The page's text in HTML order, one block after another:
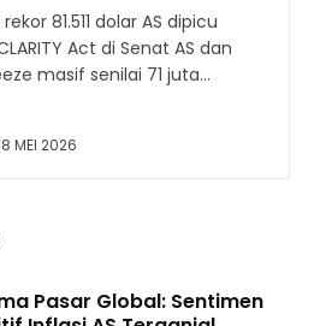
81.511 dolar AS dipicu
Act di Senat AS dan
masif senilai 71 juta...
MEI 2026
Pasar Global: Sentimen